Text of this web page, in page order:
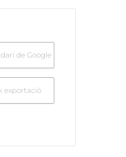
de Google
exportació